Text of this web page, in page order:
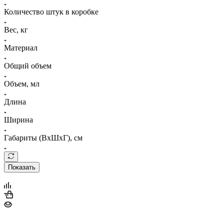
Количество штук в коробке
Вес, кг
Материал
Общий объем
Объем, мл
Длина
Ширина
Габариты (ВхШхГ), см
Показать